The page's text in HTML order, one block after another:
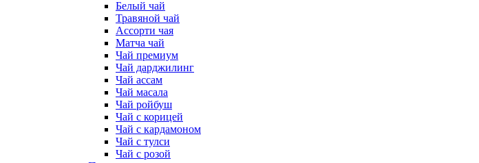
Белый чай
Травяной чай
Ассорти чая
Матча чай
Чай премиум
Чай дарджилинг
Чай ассам
Чай масала
Чай ройбуш
Чай с корицей
Чай с кардамоном
Чай с тулси
Чай с розой